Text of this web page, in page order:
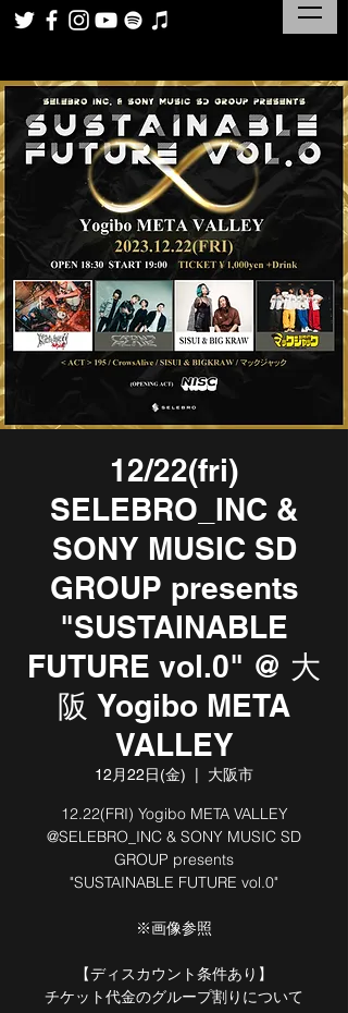
12/22(fri)
SELEBRO_INC &
SONY MUSIC SD
GROUP presents
"SUSTAINABLE
FUTURE vol.0" @ 大
阪 Yogibo META
VALLEY
12月22日(金) 大阪市
12.22(FRI) Yogibo META VALLEY
@SELEBRO_INC & SONY MUSIC SD
GROUP presents
"SUSTAINABLE FUTURE vol.0"
※画像参照
【ディスカウント条件あり】
チケット代金のグループ割りについて